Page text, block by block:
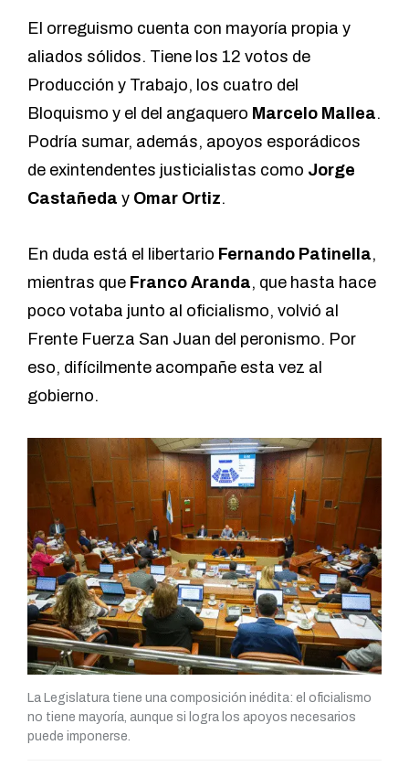
El orreguismo cuenta con mayoría propia y
aliados sólidos. Tiene los 12 votos de
Producción y Trabajo, los cuatro del
Bloquismo y el del angaquero Marcelo Mallea.
Podría sumar, además, apoyos esporádicos
de exintendentes justicialistas como Jorge
Castañeda y Omar Ortiz.
En duda está el libertario Fernando Patinella,
mientras que Franco Aranda, que hasta hace
poco votaba junto al oficialismo, volvió al
Frente Fuerza San Juan del peronismo. Por
eso, difícilmente acompañe esta vez al
gobierno.
La Legislatura tiene una composición inédita: el oficialismo
no tiene mayoría, aunque si logra los apoyos necesarios
puede imponerse.